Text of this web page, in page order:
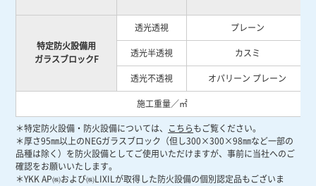
特定防火設備用
ガラスブロックF
透光透視
プレーン
透光半透視
カスミ
透光不透視
オパリーン プレーン
施工重量／㎡
＊特定防火設備・防火設備については、 こちらもご覧ください。
＊厚さ95㎜以上のNEGガラスブロック（但し300×300×98㎜など一部の
品種は除く）を防火設備としてご使用いただけますが、事前に当社へのご
確認をお願いいたします。
＊YKK AP㈱および㈱LIXILが取得した防火設備の個別認定品もございま